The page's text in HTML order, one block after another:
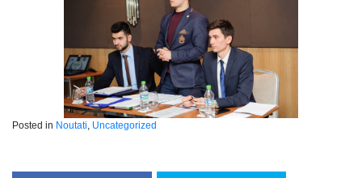
Posted in Noutati, Uncategorized